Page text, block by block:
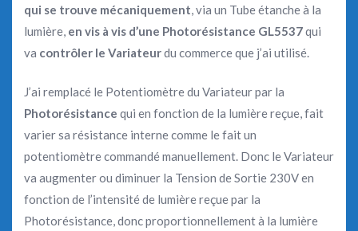
qui se trouve mécaniquement , via un Tube étanche à la
lumière, en vis à vis d’une Photorésistance GL5537qui
va contrôler le Variateurdu commerce que j’ai utilisé.
J’ai remplacé le Potentiomètre du Variateur par la
Photorésistance qui en fonction de la lumière reçue, fait
varier sa résistance interne comme le fait un
potentiomètre commandé manuellement. Donc le Variateur
va augmenter ou diminuer la Tension de Sortie 230V en
fonction de l’intensité de lumière reçue par la
Photorésistance, donc proportionnellement à la lumière